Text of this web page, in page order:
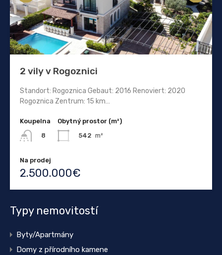
2 vily v Rogoznici
Standort: Rogoznica Gebaut: 2016 Renoviert: 2020
Rogoznica Zentrum: 15 km…
Koupelna
8
Obytný prostor (m²)
542 m²
Na prodej
2.500.000€
Typy nemovitostí
Byty/Apartmány
Domy z přírodního kamene